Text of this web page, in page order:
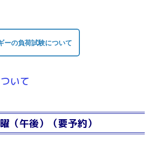
ーの負荷試験について
いて
（午後）（要予約）